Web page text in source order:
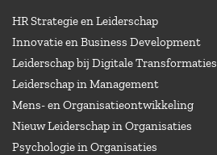
HR Strategie en Leiderschap
Innovatie en Business Development
Leiderschap bij Digitale Transformaties
Leiderschap in Management
Mens- en Organisatieontwikkeling
Nieuw Leiderschap in Organisaties
Psychologie in Organisaties